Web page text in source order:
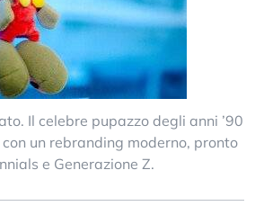
Il celebre pupazzo degli anni ’90
un rebranding moderno, pronto
e Generazione Z.